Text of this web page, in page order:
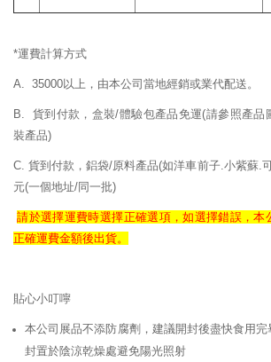
*運費計算方式
A. 35000以上，由本公司當地經銷或業代配送。
B. 貨到付款，盒裝/體驗包產品免運(請參照產品
裝產品)
C. 貨到付款，鋁袋/原料產品(如洋車前子.小紫蘇.
元(一個地址/同一批)
請於選擇運費時選擇正確選項，如選擇錯誤，本
正確運費金額後出貨。
貼心小叮嚀
本公司展品不添防腐劑，建議開封後盡快食用
封置於陰涼乾燥處避免陽光照射